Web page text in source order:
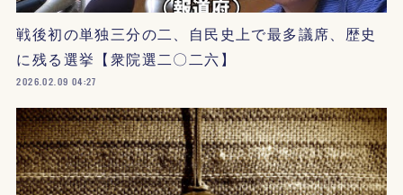
戦後初の単独三分の二、自民史上で最多議席、歴史
に残る選挙【衆院選二〇二六】
2026.02.09 04:27